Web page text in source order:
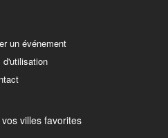
un événement
d'utilisation
villes favorites